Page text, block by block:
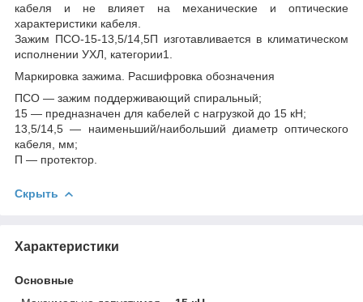
кабеля и не влияет на механические и оптические
характеристики кабеля.
Зажим ПСО-15-13,5/14,5П изготавливается в климатическом
исполнении УХЛ, категории1.
Маркировка зажима. Расшифровка обозначения
ПСО — зажим поддерживающий спиральный;
15 — предназначен для кабелей с нагрузкой до 15 кН;
13,5/14,5 — наименьший/наибольший диаметр оптического
кабеля, мм;
П — протектор.
Скрыть
Характеристики
Основные